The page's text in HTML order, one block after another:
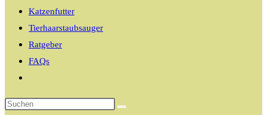
Katzenfutter
Tierhaarstaubsauger
Ratgeber
FAQs
umschalten